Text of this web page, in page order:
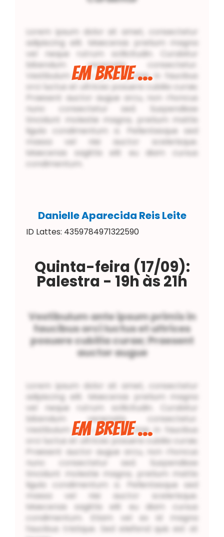
Lorem ipsum dolor sit amet, consectetur
adipiscing elit. Maecenas pretium magna
vel neque rutrum sollicitudin. Curabitur
bibendum venenatis consectetur.
Vestibulum ante ipsum primis in faucibus
orci luctus et ultrices posuere cubilia curae;
Praesent auctor augue arcu, non rhoncus
nunc consectetur sed. Suspendisse
tincidunt molestie magna, pretium mattis
ligula condimentum a. Pellentesque sed
massa vel nisi auctor scelerisque.
Maecenas sagittis elit eu diam cursus
condimentum.
Em Breve ...
Danielle Aparecida Reis Leite
ID Lattes: 4359784971322590
Quinta-feira (17/09):
Palestra - 19h às 21h
Vestibulum ante ipsum primis in
faucibus orci luctus et ultrices
posuere cubilia curae; Praesent
auctor augue
Lorem ipsum dolor sit amet, consectetur
adipiscing elit. Maecenas pretium magna
vel neque rutrum sollicitudin. Curabitur
bibendum venenatis consectetur.
Vestibulum ante ipsum primis in faucibus
orci luctus et ultrices posuere cubilia curae;
Praesent auctor augue arcu, non rhoncus
nunc consectetur sed. Suspendisse
tincidunt molestie magna, pretium mattis
ligula condimentum a. Pellentesque sed
massa vel nisi auctor scelerisque.
Maecenas sagittis elit eu diam cursus
condimentum. Etiam vel ex id magna
faucibus tristique. Sed eleifend quis est at
Em Breve ...